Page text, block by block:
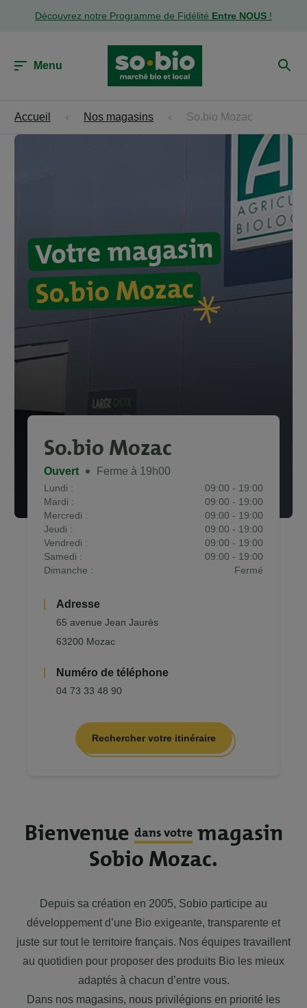
Découvrez notre Programme de Fidélité Entre NOUS !
Menu
Accueil Nos magasins So.bio Mozac
Votre magasin
So.bio Mozac
So.bio Mozac
Ouvert Ferme à 19h00
Lundi :
09:00 - 19:00
Mardi :
09:00 - 19:00
Mercredi :
09:00 - 19:00
Jeudi :
09:00 - 19:00
Vendredi :
09:00 - 19:00
Samedi :
09:00 - 19:00
Dimanche :
Fermé
Adresse
65 avenue Jean Jaurès
63200 Mozac
Numéro de téléphone
04 73 33 48 90
Rechercher votre itinéraire
Bienvenue dans votremagasin
Sobio Mozac.
Depuis sa création en 2005, Sobio participe au
développement d’une Bio exigeante, transparente et
juste sur tout le territoire français. Nos équipes travaillent
au quotidien pour proposer des produits Bio les mieux
adaptés à chacun d’entre vous.
Dans nos magasins, nous privilégions en priorité les